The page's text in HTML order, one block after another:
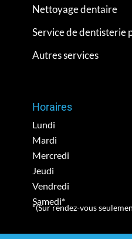
Nettoyage dentaire
Service de dentisterie
Autres services
Horaires
Lundi
Mardi
Mercredi
Jeudi
Vendredi
Samedi*
*(Sur rendez-vous